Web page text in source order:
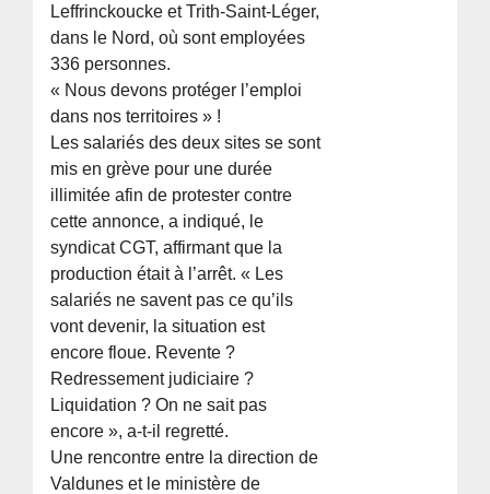
Leffrinckoucke et Trith-Saint-Léger,
dans le Nord, où sont employées
336 personnes.
« Nous devons protéger l’emploi
dans nos territoires » !
Les salariés des deux sites se sont
mis en grève pour une durée
illimitée afin de protester contre
cette annonce, a indiqué, le
syndicat CGT, affirmant que la
production était à l’arrêt. « Les
salariés ne savent pas ce qu’ils
vont devenir, la situation est
encore floue. Revente ?
Redressement judiciaire ?
Liquidation ? On ne sait pas
encore », a-t-il regretté.
Une rencontre entre la direction de
Valdunes et le ministère de